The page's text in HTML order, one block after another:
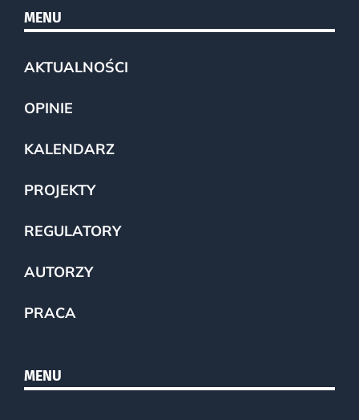
MENU
AKTUALNOŚCI
OPINIE
KALENDARZ
PROJEKTY
REGULATORY
AUTORZY
PRACA
MENU